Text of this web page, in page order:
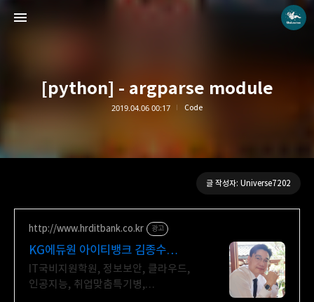
[python] - argparse module
2019.04.06 00:17 Code
글 작성자: Universe7202
http://www.hrditbank.co.kr 광고
KG에듀원 아이티뱅크 김종수
27년경력전문가 IT취업상담
IT국비지원학원, 정보보안, 클라우드,
인공지능, 취업맞춤특기병,
Universe blog
Universe7202